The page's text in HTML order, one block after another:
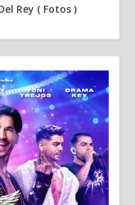
Rey ( Fotos )